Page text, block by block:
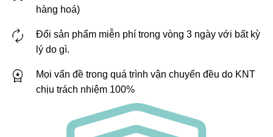
hàng hoá)
Đổi sản phẩm miễn phí trong vòng 3 ngày với bất kỳ
lý do gì.
Mọi vấn đề trong quá trình vận chuyển đều do KNT
chịu trách nhiệm 100%